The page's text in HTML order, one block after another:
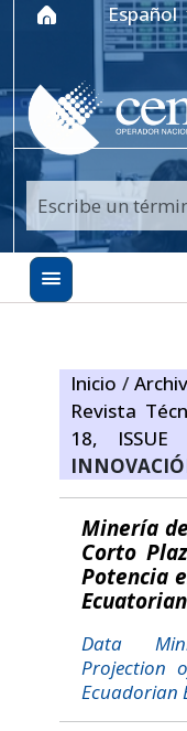
Ir al menú de
Ir al contenido
Ir al pie de página
Idioma
Español
Inicio /
Revista
18,
Minería
Corto
Potencia
Data
Projection
Ecuadorian